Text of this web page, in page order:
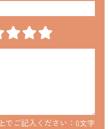
でご記入ください： 0文字